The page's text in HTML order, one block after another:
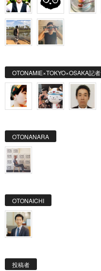
OTONAMIE×TOKYO×OSAKA記者
OTONANARA
OTONAICHI
投稿者